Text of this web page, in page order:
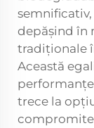
depășind în
tradiționale
Această
trece la
compromite